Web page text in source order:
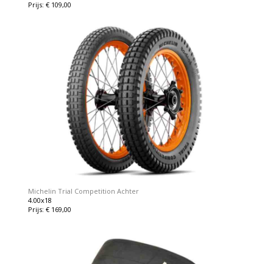
Prijs: € 109,00
Michelin Trial Competition Achter
4.00x18
Prijs: € 169,00